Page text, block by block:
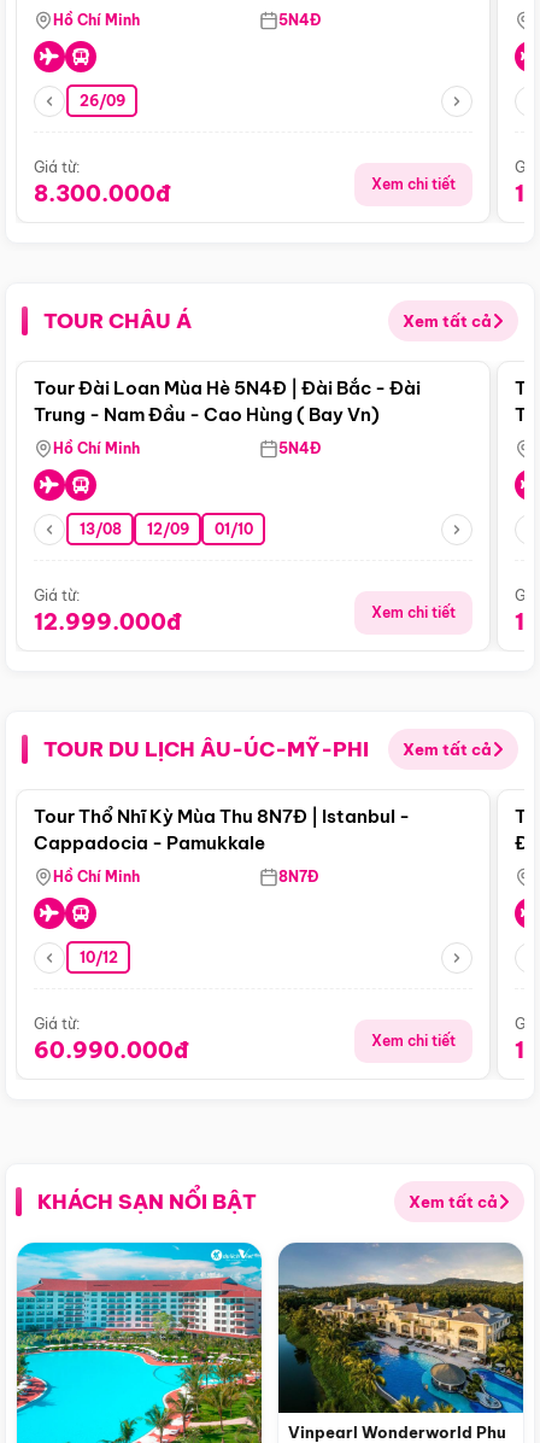
Airlines)
Hồ Chí Minh 5N4Đ
26/09
Giá từ:
8.300.000đ Xem chi tiết
TOUR CHÂU Á Xem tất cả
Điểm nổi bật
Tour Đài Loan Mùa Hè 5N4Đ | Đài Bắc - Đài
Trung - Nam Đầu - Cao Hùng ( Bay Vn)
Hồ Chí Minh 5N4Đ
13/08 12/09 01/10
Giá từ:
12.999.000đ Xem chi tiết
TOUR DU LỊCH ÂU-ÚC-MỸ-PHI Xem tất cả
Điểm nổi bật
Tour Thổ Nhĩ Kỳ Mùa Thu 8N7Đ | Istanbul -
Cappadocia - Pamukkale
Hồ Chí Minh 8N7Đ
10/12
Giá từ:
60.990.000đ Xem chi tiết
KHÁCH SẠN NỔI BẬT Xem tất cả
Vinpearl Wonderworld Phu